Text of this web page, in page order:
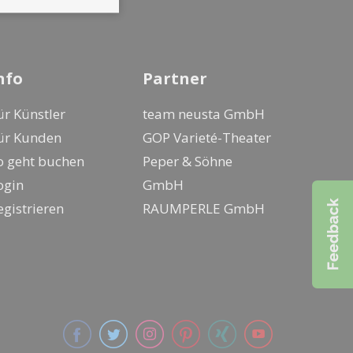
Künstler
Kunden
geht buchen
Partner
team neusta GmbH
GOP Varieté-Theater
Peper & Söhne
GmbH
RAUMPERLE GmbH